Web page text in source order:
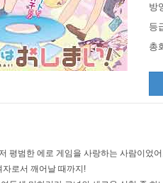
방
등
총
평범한 에로 게임을 사랑하는 사람이었어
자로서 깨어날 때까지!